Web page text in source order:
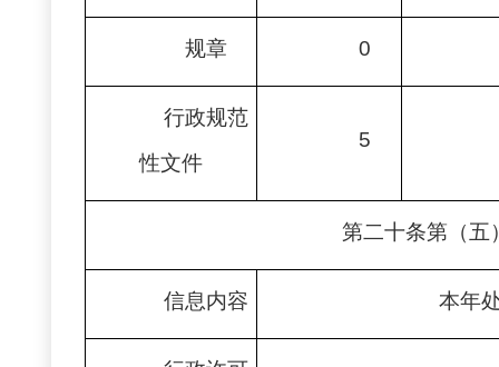
规章 0
行政规范
性文件
5
第二十条第（五
信息内容 本年